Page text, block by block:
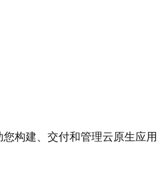
构建、交付和管理云原生应用